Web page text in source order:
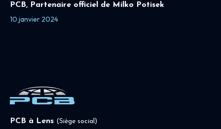
PCB, Partenaire officiel de Milko Potisek
10 janvier 2024
PCB à Lens (Siège social)